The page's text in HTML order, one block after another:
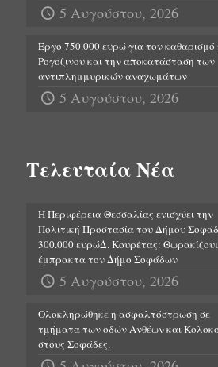
5 Αυγούστου, 2026
Έργο 750.000 ευρώ για τον καθαρισμό
Ρογόζινου και την αποκατάσταση των
αντιπλημμυρικών αναχωμάτων
5 Αυγούστου, 2026
Τελευταία Νέα
Η Περιφέρεια Θεσσαλίας ενισχύει την
Πολιτική Προστασία του Δήμου
300.000 ευρώΔ. Κουρέτας:
έμπρακτα τον Δήμο Σοφάδων
5 Αυγούστου, 2026
Ολοκληρώθηκε η ασφαλτόστρωση σε
τμήματα των οδών Ανθέων και
στους Σοφάδες.